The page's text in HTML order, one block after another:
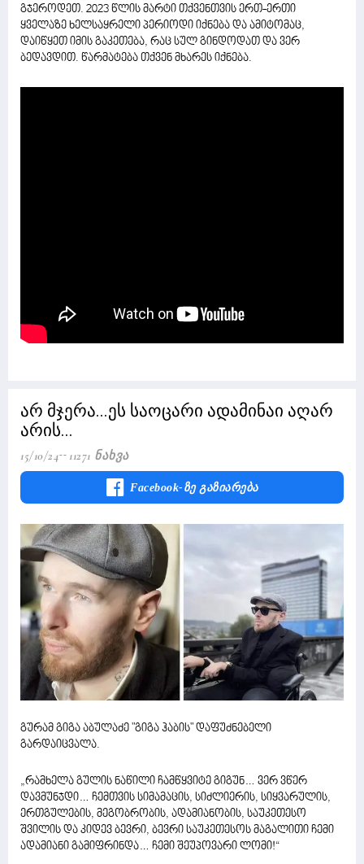
გჯეროდეთ. 2023 წლის მარტი თქვენთვის ერთ-ერთი
ყველაზე ხელსაყრელი პერიოდი იქნება და ამიტომაც,
დაიწყეთ იმის გაკეთება, რაც სულ გინდოდათ და ვერ
ბედავდით. წარმატება თქვენ მხარეს იქნება.
არ მჯერა...ეს საოცარი ადამინაი აღარ
არის...
15/10/24 11271 Ნახვა
Facebook-Ზე Გაზიარება
გურამ გიგა აბულაძე "გიგა ჰაბის" დაფუძნებელი
გარდაიცვალა.
„რამხელა გულის ნაწილი ჩამწყვიტე გიგუნ… ვერ ვწერ
დავმუნჯდი… ჩემთვის სიმამაცის, სიძლიერის, სიყვარულის,
ერთგულების, მეგობრობის, ადამიანობის, საუკეთესო
შვილის და კიდევ ბევრი, ბევრი საუკეთესოს მაგალითი ჩემი
ადამიანი გამიფრინდა… ჩემი შეუპოვარი ლომი!“